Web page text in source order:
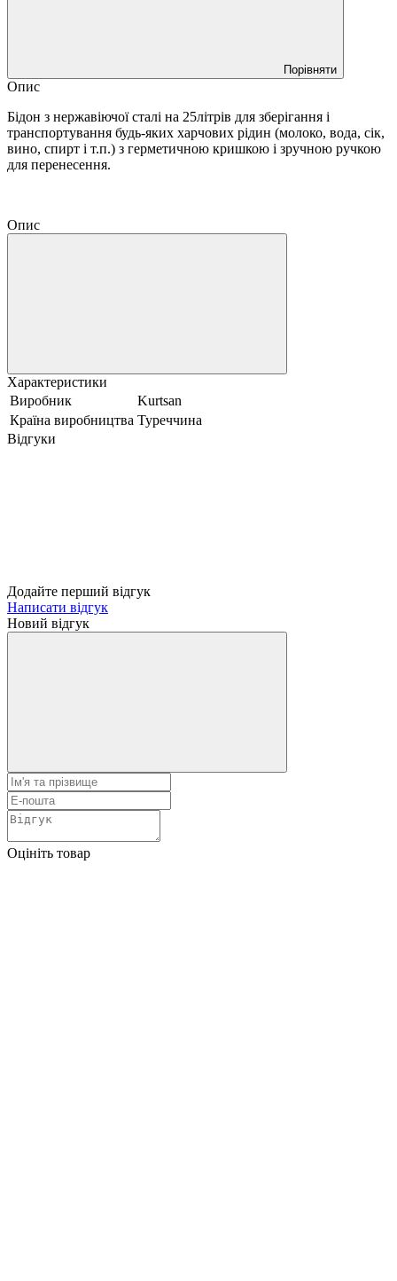
Порівняти
Опис
Бідон з нержавіючої сталі на 25літрів для зберігання і
транспортування будь-яких харчових рідин (молоко, вода, сік,
вино, спирт і т.п.) з герметичною кришкою і зручною ручкою
для перенесення.
Опис
Характеристики
Виробник
Kurtsan
Країна виробництва Туреччина
Відгуки
Додайте перший відгук
Написати відгук
Новий відгук
Оцініть товар